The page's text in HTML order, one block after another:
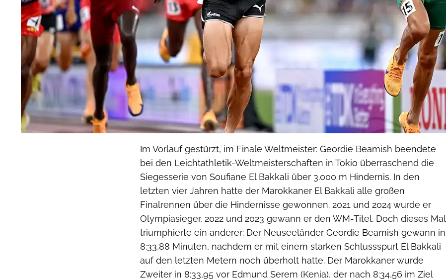
Im Vorlauf gestürzt, im Finale Weltmeister: Geordie Beamish beendete
bei den Leichtathletik-Weltmeisterschaften in Tokio überraschend die
Siegesserie von Soufiane El Bakkali über 3.000 m Hindernis. In den
letzten vier Jahren hatte der Marokkaner El Bakkali alle großen
Finalrennen über die Hindernisse gewonnen. 2021 und 2024 wurde er
Olympiasieger, 2022 und 2023 gewann er den WM-Titel. Doch dieses Mal
triumphierte ein anderer: Der Neuseeländer Geordie Beamish gewann in
8:33,88 Minuten, nachdem er mit einem starken Schlussspurt El Bakkali
auf den letzten Metern noch überholt hatte. Der Marokkaner wurde
Zweiter in 8:33,95 vor Edmund Serem (Kenia), der nach 8:34,56 im Ziel